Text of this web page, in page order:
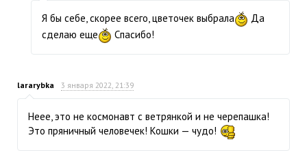
Я бы себе, скорее всего, цветочек выбрала
Да
сделаю еще
Спасибо!
lararybka 3 января 2022, 21:39
Неее, это не космонавт с ветрянкой и не черепашка!
Это пряничный человечек! Кошки — чудо!